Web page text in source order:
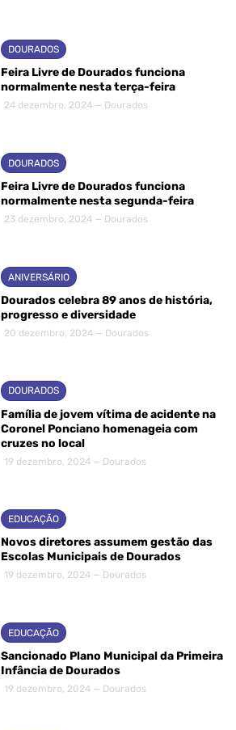
DOURADOS
Feira Livre de Dourados funciona
normalmente nesta terça-feira
24 dezembro, 2024 — Dourados
DOURADOS
Feira Livre de Dourados funciona
normalmente nesta segunda-feira
23 dezembro, 2024 — Dourados
ANIVERSÁRIO
Dourados celebra 89 anos de história,
progresso e diversidade
20 dezembro, 2024 — Dourados
DOURADOS
Família de jovem vítima de acidente na
Coronel Ponciano homenageia com
cruzes no local
19 dezembro, 2024 — Dourados
EDUCAÇÃO
Novos diretores assumem gestão das
Escolas Municipais de Dourados
19 dezembro, 2024 — Dourados
EDUCAÇÃO
Sancionado Plano Municipal da Primeira
Infância de Dourados
19 dezembro, 2024 — Dourados